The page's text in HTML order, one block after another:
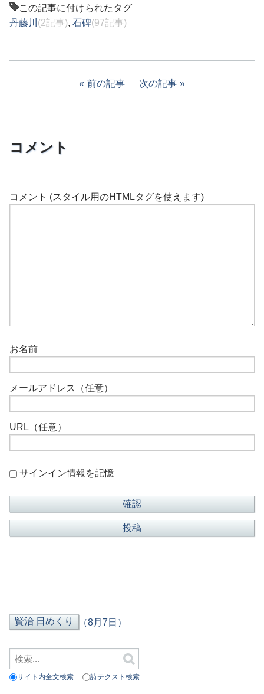
この記事に付けられたタグ
丹藤川 (2記事), 石碑(97記事)
前の記事 次の記事
コメント
コメント (スタイル用のHTMLタグを使えます)
お名前
メールアドレス（任意）
URL（任意）
サインイン情報を記憶
（8月7日）
サイト内全文検索 詩テクスト検索